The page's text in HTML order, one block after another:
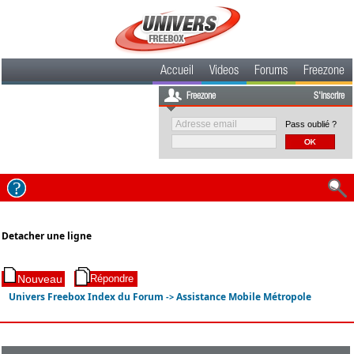
Accueil Videos Forums Freezone
Freezone S'inscrire
Pass oublié ?
Detacher une ligne
Univers Freebox Index du Forum ->Assistance Mobile Métropole